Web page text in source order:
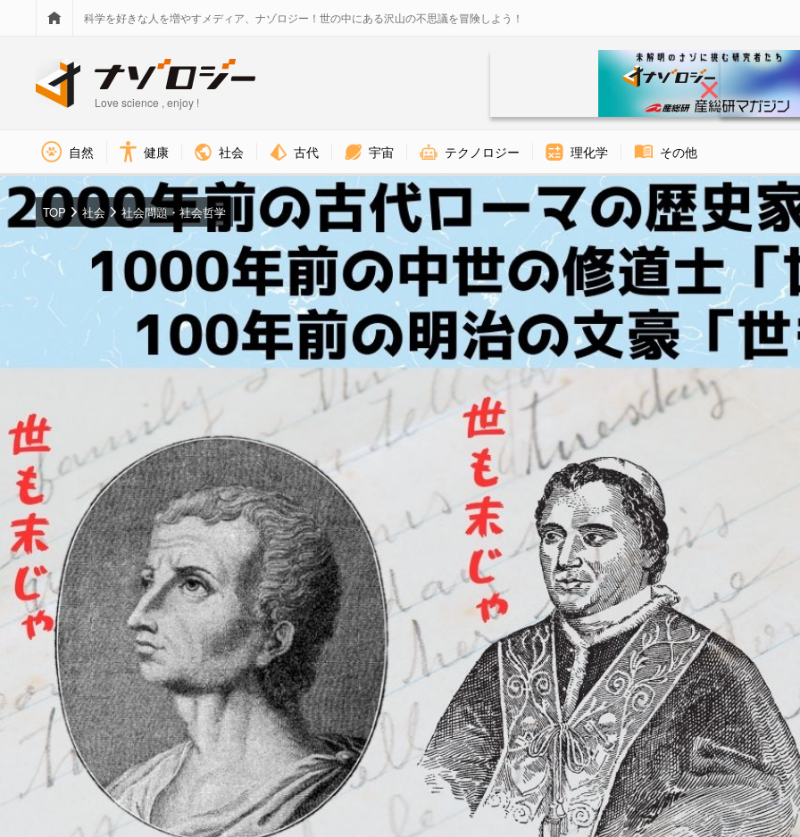
科学を好きな人を増やすメディア、ナゾロジー！世の中にある沢山の不思議を冒険しよう！
Love science , enjoy !
自然 健康 社会 古代 宇宙 テクノロジー 理化学 その他
TOP 社会 社会問題・社会哲学